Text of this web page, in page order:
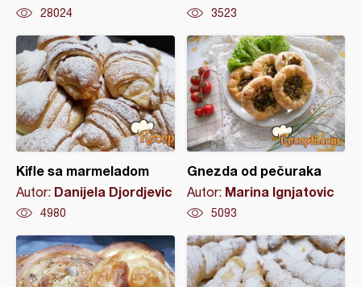
28024 3523
Kifle sa marmeladom
Autor: Danijela Djordjevic
4980
Gnezda od pečuraka
Autor: Marina Ignjatovic
5093